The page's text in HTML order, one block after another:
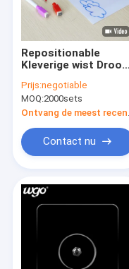
Repositionable
Kleverige wist Droog
van de Raadsa3
11x17 de Kleverige
Muur Witte
Schrijvende
Prijs:negotiable
MOQ:2000sets
Contact nu